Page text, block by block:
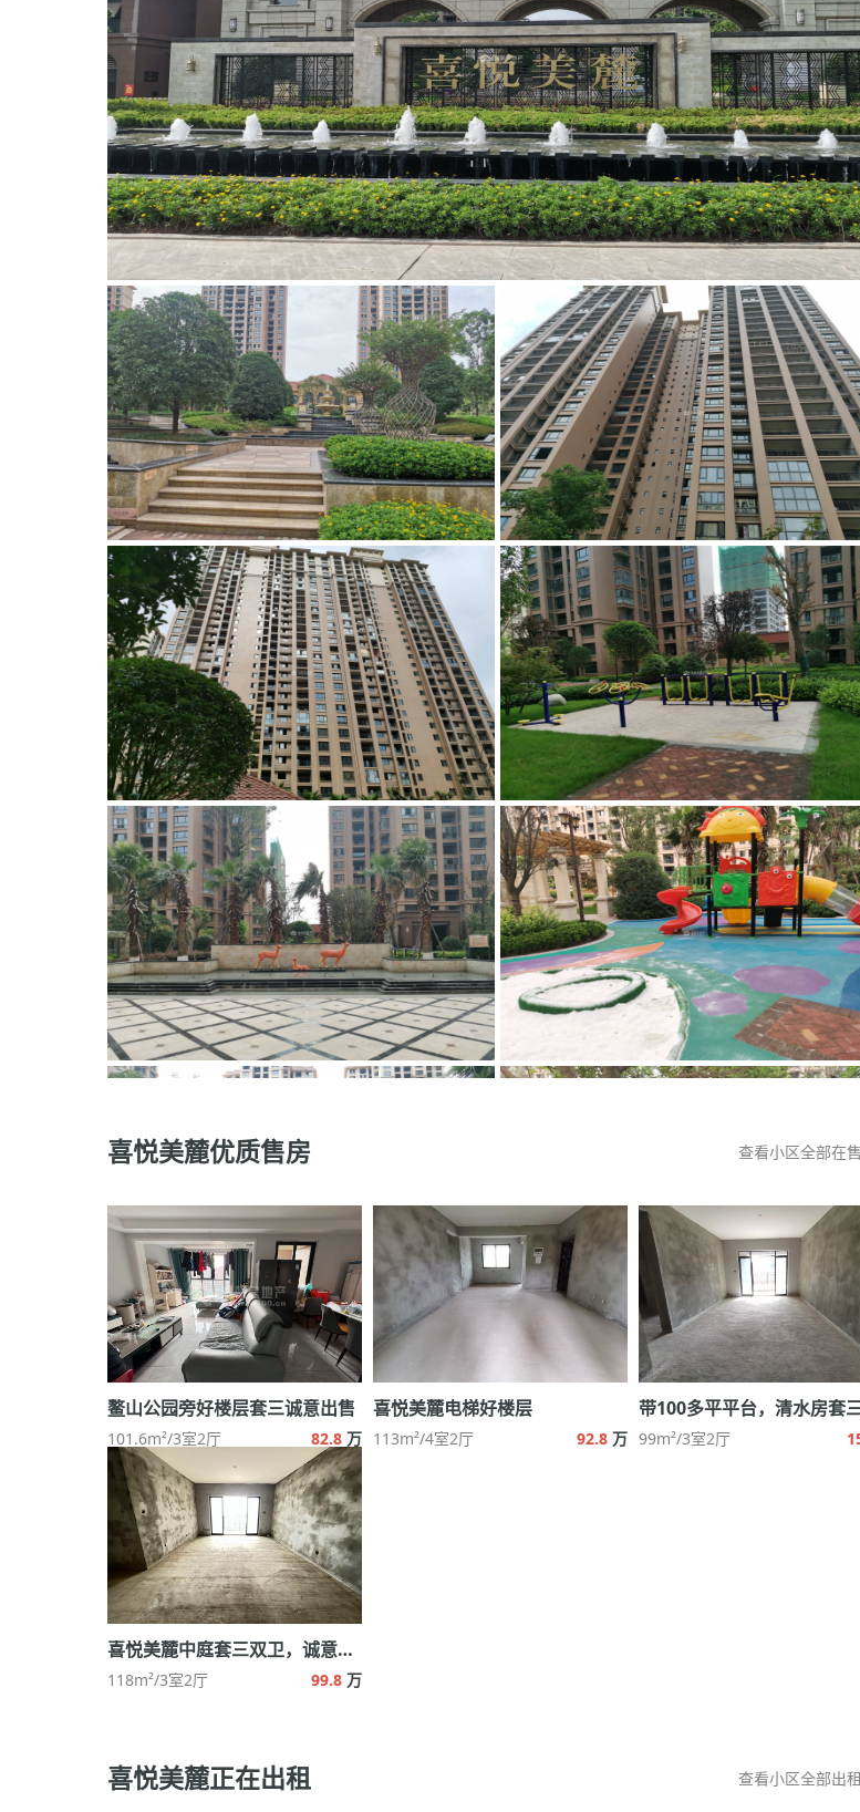
喜悦美麓优质售房 查看小区全部在
鳌山公园旁好楼层套三诚意出售
101.6m²/3室2厅 82.8 万
喜悦美麓电梯好楼层
113m²/4室2厅 92.8 万
带100多平平台，清水房套
99m²/3室2厅
喜悦美麓中庭套三双卫，诚意出售
118m²/3室2厅 99.8 万
喜悦美麓正在出租 查看小区全部出